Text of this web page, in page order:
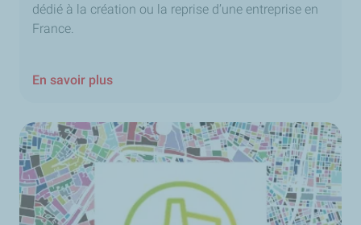
dédié à la création ou la reprise d’une entreprise en
France.
En savoir plus